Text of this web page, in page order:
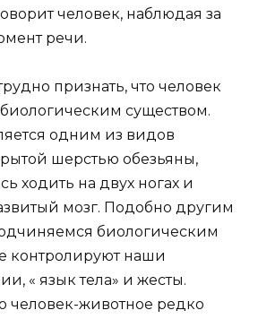
человек, наблюдая за
речи.
признать, что человек
существом.
одним из видов
шерстью обезьяны,
ходить на двух ногах и
мозг. Подобно другим
биологическим
контролируют наши
« язык тела» и жесты.
человек-животное редко